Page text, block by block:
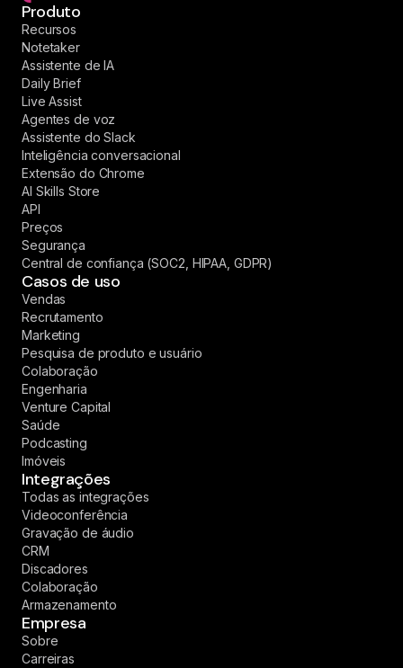
Produto
Recursos
Notetaker
Assistente de IA
Daily Brief
Live Assist
Agentes de voz
Assistente do Slack
Inteligência conversacional
Extensão do Chrome
AI Skills Store
API
Preços
Segurança
Central de confiança (SOC2, HIPAA, GDPR)
Casos de uso
Vendas
Recrutamento
Marketing
Pesquisa de produto e usuário
Colaboração
Engenharia
Venture Capital
Saúde
Podcasting
Imóveis
Integrações
Todas as integrações
Videoconferência
Gravação de áudio
CRM
Discadores
Colaboração
Armazenamento
Empresa
Sobre
Carreiras